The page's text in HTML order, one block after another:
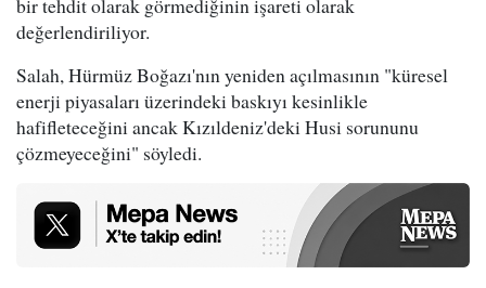
bir tehdit olarak görmediğinin işareti olarak
değerlendiriliyor.
Salah, Hürmüz Boğazı'nın yeniden açılmasının "küresel
enerji piyasaları üzerindeki baskıyı kesinlikle
hafifleteceğini ancak Kızıldeniz'deki Husi sorununu
çözmeyeceğini" söyledi.